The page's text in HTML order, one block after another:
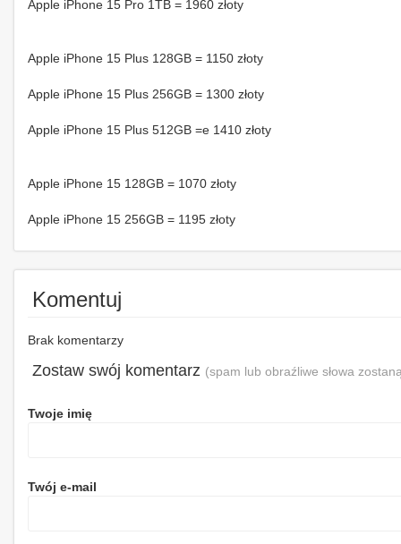
Apple iPhone 15 Pro 1TB = 1960 złoty
Apple iPhone 15 Plus 128GB = 1150 złoty
Apple iPhone 15 Plus 256GB = 1300 złoty
Apple iPhone 15 Plus 512GB =e 1410 złoty
Apple iPhone 15 128GB = 1070 złoty
Apple iPhone 15 256GB = 1195 złoty
Komentuj
Brak komentarzy
Zostaw swój komentarz (spam lub obraźliwe słowa
Twoje imię
Twój e-mail